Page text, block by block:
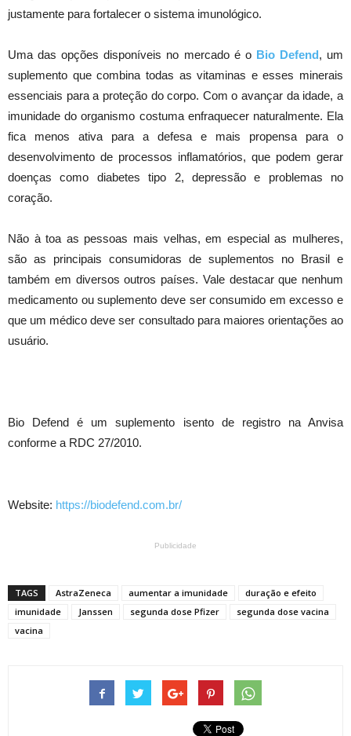
justamente para fortalecer o sistema imunológico.
Uma das opções disponíveis no mercado é o Bio Defend, um
suplemento que combina todas as vitaminas e esses minerais
essenciais para a proteção do corpo. Com o avançar da idade, a
imunidade do organismo costuma enfraquecer naturalmente. Ela
fica menos ativa para a defesa e mais propensa para o
desenvolvimento de processos inflamatórios, que podem gerar
doenças como diabetes tipo 2, depressão e problemas no
coração.
Não à toa as pessoas mais velhas, em especial as mulheres,
são as principais consumidoras de suplementos no Brasil e
também em diversos outros países. Vale destacar que nenhum
medicamento ou suplemento deve ser consumido em excesso e
que um médico deve ser consultado para maiores orientações ao
usuário.
Bio Defend é um suplemento isento de registro na Anvisa
conforme a RDC 27/2010.
Website: https://biodefend.com.br/
Publicidade
TAGS AstraZeneca aumentar a imunidade
duração e efeito
imunidade
Janssen segunda dose Pfizer
segunda dose vacina
vacina